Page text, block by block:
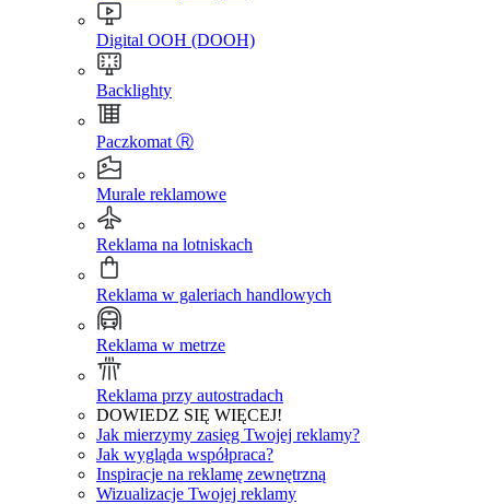
Digital OOH (DOOH)
Backlighty
Paczkomat Ⓡ
Murale reklamowe
Reklama na lotniskach
Reklama w galeriach handlowych
Reklama w metrze
Reklama przy autostradach
DOWIEDZ SIĘ WIĘCEJ!
Jak mierzymy zasięg Twojej reklamy?
Jak wygląda współpraca?
Inspiracje na reklamę zewnętrzną
Wizualizacje Twojej reklamy